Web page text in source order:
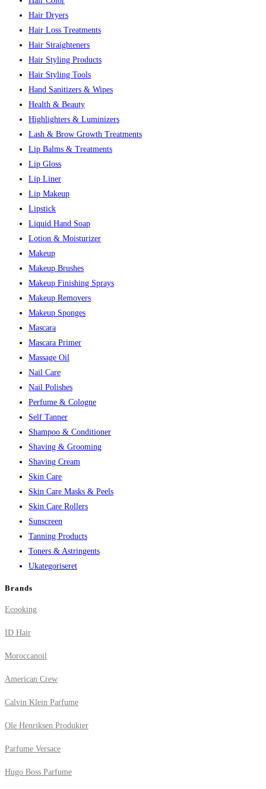
Hair Dryers
Hair Loss Treatments
Hair Straighteners
Hair Styling Products
Hair Styling Tools
Hand Sanitizers & Wipes
Health & Beauty
Highlighters & Luminizers
Lash & Brow Growth Treatments
Lip Balms & Treatments
Lip Gloss
Lip Liner
Lip Makeup
Lipstick
Liquid Hand Soap
Lotion & Moisturizer
Makeup
Makeup Brushes
Makeup Finishing Sprays
Makeup Removers
Makeup Sponges
Mascara
Mascara Primer
Massage Oil
Nail Care
Nail Polishes
Perfume & Cologne
Self Tanner
Shampoo & Conditioner
Shaving & Grooming
Shaving Cream
Skin Care
Skin Care Masks & Peels
Skin Care Rollers
Sunscreen
Tanning Products
Toners & Astringents
Ukategoriseret
Brands
Ecooking
ID Hair
Moroccanoil
American Crew
Calvin Klein Parfume
Ole Henriksen Produkter
Parfume Versace
Hugo Boss Parfume